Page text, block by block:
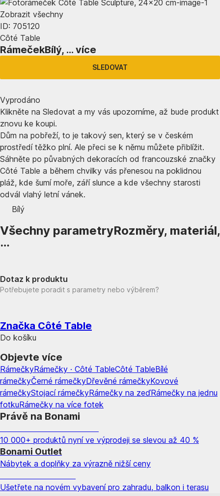
Zobrazit všechny
ID: 705120
Côté Table
RámečekBílý, … více
SLEDOVAT
Vyprodáno
Klikněte na Sledovat a my vás upozorníme, až bude produkt
znovu ke koupi.
Dům na pobřeží, to je takový sen, který se v českém
prostředí těžko plní. Ale přeci se k němu můžete přiblížit.
Sáhněte po půvabných dekoracích od francouzské značky
Côté Table a během chvilky vás přenesou na poklidnou
pláž, kde šumí moře, září slunce a kde všechny starosti
odvál vlahý letní vánek.
Bílý
Všechny parametryRozměry, materiál,
…
Dotaz k produktu
Potřebujete poradit s parametry nebo výběrem?
Značka Côté Table
Do košíku
Objevte více
RámečkyRámečky · Côté TableCôté TableBílé
rámečkyČerné rámečkyDřevěné rámečkyKovové
rámečkyStojací rámečkyRámečky na zeďRámečky na jednu
fotkuRámečky na více fotek
Právě na Bonami
10 000+ produktů nyní ve výprodeji se slevou až 40 %
Bonami Outlet
Nábytek a doplňky za výrazně nižší ceny
Ušetřete na novém vybavení pro zahradu, balkon i terasu